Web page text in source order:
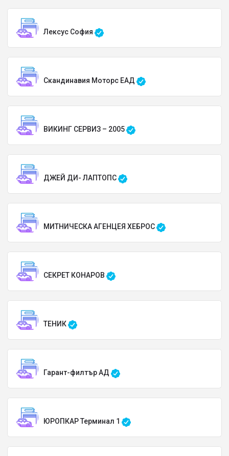
Лексус София
Скандинавия Моторс ЕАД
ВИКИНГ СЕРВИЗ – 2005
ДЖЕЙ ДИ- ЛАПТОПС
МИТНИЧЕСКА АГЕНЦЕЯ ХЕБРОС
СЕКРЕТ КОНАРОВ
ТЕНИК
Гарант-филтър АД
ЮРОПКАР Терминал 1